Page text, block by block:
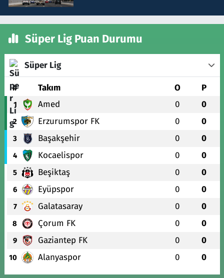
Süper Lig Puan Durumu
Süper Lig
# Takım O P
1 Amed 0 0
2 Erzurumspor FK 0 0
3 Başakşehir 0 0
4 Kocaelispor 0 0
5 Beşiktaş 0 0
6 Eyüpspor 0 0
7 Galatasaray 0 0
8 Çorum FK 0 0
9 Gaziantep FK 0 0
10 Alanyaspor 0 0